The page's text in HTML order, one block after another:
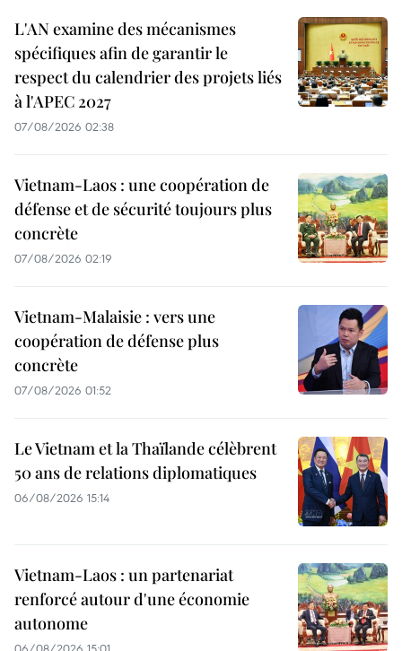
L'AN examine des mécanismes
spécifiques afin de garantir le
respect du calendrier des projets liés
à l'APEC 2027
07/08/2026 02:38
Vietnam-Laos : une coopération de
défense et de sécurité toujours plus
concrète
07/08/2026 02:19
Vietnam-Malaisie : vers une
coopération de défense plus
concrète
07/08/2026 01:52
Le Vietnam et la Thaïlande célèbrent
50 ans de relations diplomatiques
06/08/2026 15:14
Vietnam-Laos : un partenariat
renforcé autour d'une économie
autonome